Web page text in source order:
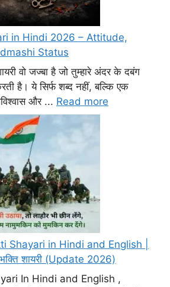
in Hindi 2026 – Attitude,
Status
वो जज्बा है जो तुम्हारे अंदर के दबंग
है। ये सिर्फ शब्द नहीं, बल्कि एक
और ... Read more
Shayari in Hindi and English |
शायरी (Update 2026)
In Hindi and English ,